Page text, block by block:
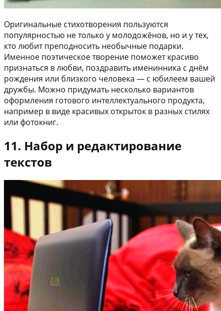
Оригинальные стихотворения пользуются
популярностью не только у молодожёнов, но и у тех,
кто любит преподносить необычные подарки.
Именное поэтическое творение поможет красиво
признаться в любви, поздравить именинника с днём
рождения или близкого человека — с юбилеем вашей
дружбы. Можно придумать несколько вариантов
оформления готового интеллектуального продукта,
например в виде красивых открыток в разных стилях
или фотокниг.
11. Набор и редактирование
текстов